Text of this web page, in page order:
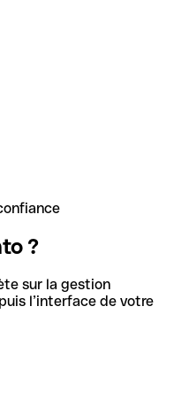
?
sur la gestion
l’interface de votre